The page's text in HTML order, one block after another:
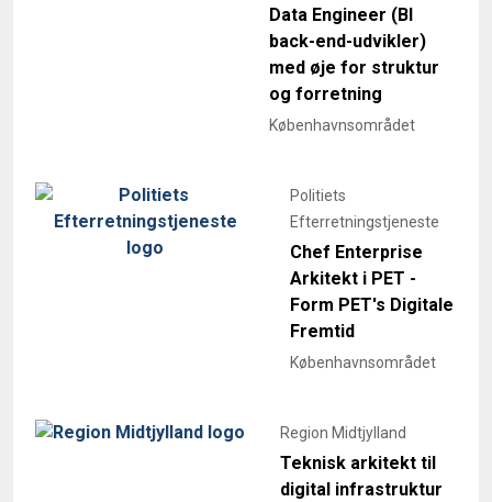
Data Engineer (BI
back-end-udvikler)
med øje for struktur
og forretning
Københavnsområdet
Politiets
Efterretningstjeneste
Chef Enterprise
Arkitekt i PET -
Form PET's Digitale
Fremtid
Københavnsområdet
Region Midtjylland
Teknisk arkitekt til
digital infrastruktur